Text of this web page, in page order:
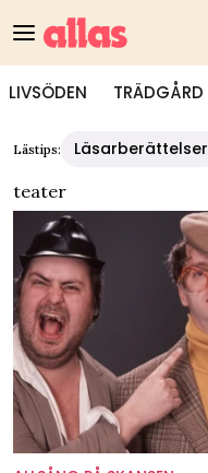
LIVSÖDEN TRÄDGÅRD
Lästips: Läsarberättelser
teater